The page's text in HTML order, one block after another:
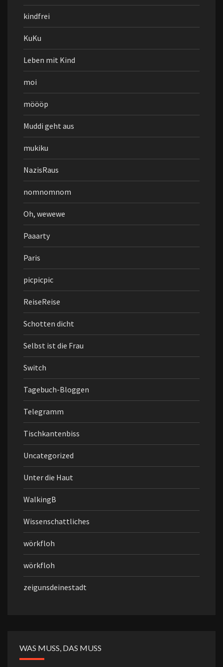
kindfrei
KuKu
Leben mit Kind
moi
möööp
Muddi geht aus
mukiku
NazisRaus
nomnomnom
Oh, wewewe
Paaarty
Paris
picpicpic
ReiseReise
Schotten dicht
Selbst ist die Frau
Switch
Tagebuch-Bloggen
Telegramm
Tischkantenbiss
Uncategorized
Unter die Haut
WalkingB
Wissenschattliches
wörkfloh
wörkfloh
zeigunsdeinestadt
WAS MUSS, DAS MUSS